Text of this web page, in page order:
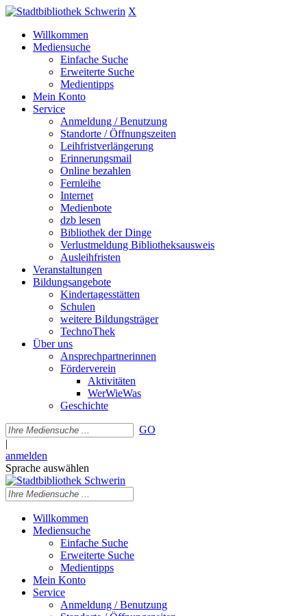
X
Willkommen
Mediensuche
Einfache Suche
Erweiterte Suche
Medientipps
Mein Konto
Service
Anmeldung / Benutzung
Standorte / Öffnungszeiten
Leihfristverlängerung
Erinnerungsmail
Online bezahlen
Fernleihe
Internet
Medienbote
dzb lesen
Bibliothek der Dinge
Verlustmeldung Bibliotheksausweis
Ausleihfristen
Veranstaltungen
Bildungsangebote
Kindertagesstätten
Schulen
weitere Bildungsträger
TechnoThek
Über uns
Ansprechpartnerinnen
Förderverein
Aktivitäten
WerWieWas
Geschichte
GO
|
anmelden
Sprache auswählen
Willkommen
Mediensuche
Einfache Suche
Erweiterte Suche
Medientipps
Mein Konto
Service
Anmeldung / Benutzung